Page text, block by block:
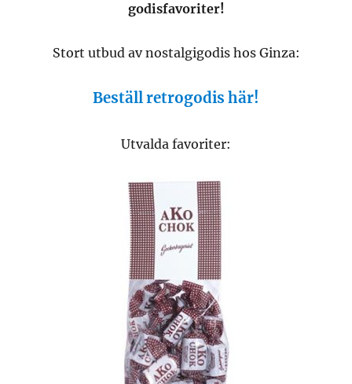
godisfavoriter!
Stort utbud av nostalgigodis hos Ginza:
Beställ retrogodis här!
Utvalda favoriter: